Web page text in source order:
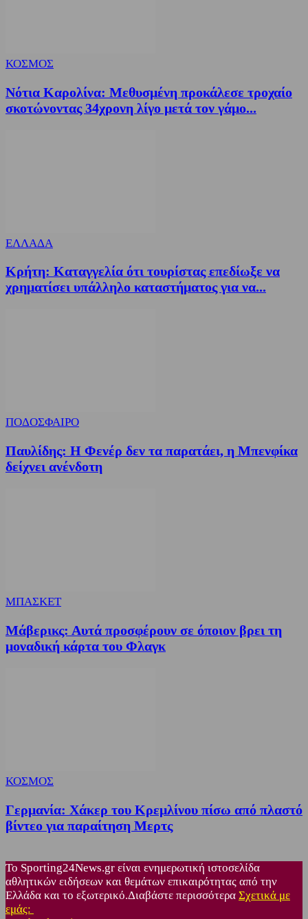
ΚΟΣΜΟΣ
Νότια Καρολίνα: Μεθυσμένη προκάλεσε τροχαίο
σκοτώνοντας 34χρονη λίγο μετά τον γάμο...
ΕΛΛΑΔΑ
Κρήτη: Καταγγελία ότι τουρίστας επεδίωξε να
χρηματίσει υπάλληλο καταστήματος για να...
ΠΟΔΟΣΦΑΙΡΟ
Παυλίδης: Η Φενέρ δεν τα παρατάει, η Μπενφίκα
δείχνει ανένδοτη
ΜΠΑΣΚΕΤ
Μάβερικς: Αυτά προσφέρουν σε όποιον βρει τη
μοναδική κάρτα του Φλαγκ
ΚΟΣΜΟΣ
Γερμανία: Χάκερ του Κρεμλίνου πίσω από πλαστό
βίντεο για παραίτηση Μερτς
Το Sporting24News.gr είναι ενημερωτική ιστοσελίδα
αθλητικών ειδήσεων και θεμάτων επικαιρότητας από την
Ελλάδα και το εξωτερικό.Διαβάστε περισσότερα Σχετικά με
εμάς: